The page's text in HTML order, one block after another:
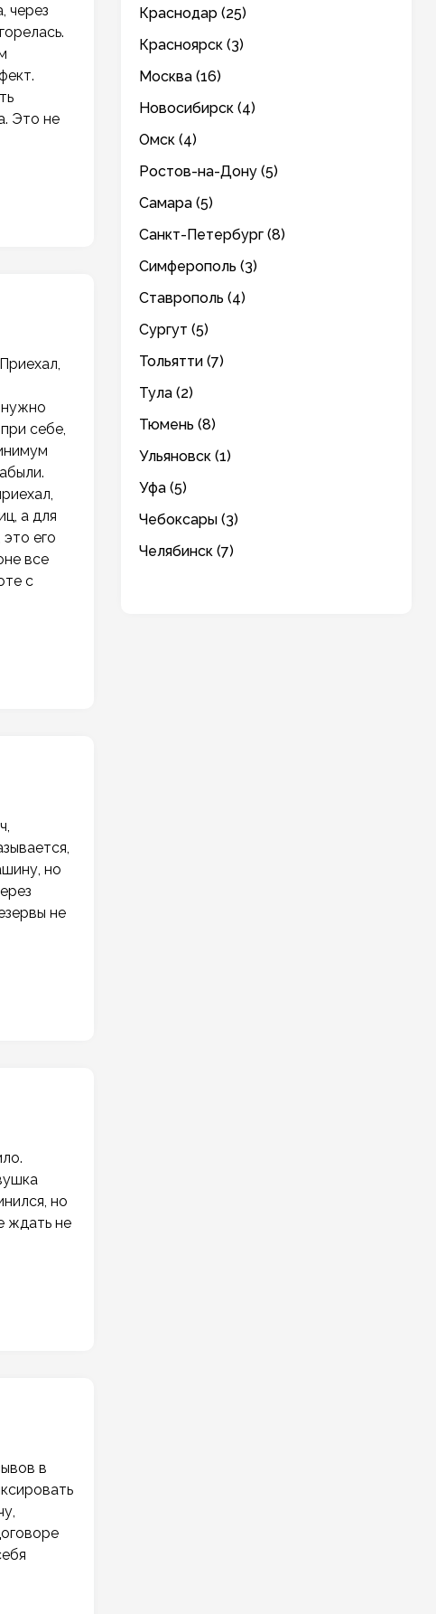
через
Это не
нужно
себе,
а для
его
все
с
но
не
но
ждать не
в
Краснодар (25)
Красноярск (3)
Москва (16)
Новосибирск (4)
Омск (4)
Ростов-на-Дону (5)
Самара (5)
Санкт-Петербург (8)
Симферополь (3)
Ставрополь (4)
Сургут (5)
Тольятти (7)
Тула (2)
Тюмень (8)
Ульяновск (1)
Уфа (5)
Чебоксары (3)
Челябинск (7)